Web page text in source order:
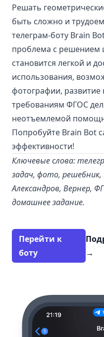
Решать
быть сложно и
телеграм-боту Brain
проблема с решением
становится легкой и
использования,
фотографии, развитие
требованиям ФГОС
неотъемлемой
Попробуйте Brain Bot
эффективности!
Ключевые слова:
задач, фото, решебник,
Александров, Вернер,
домашнее задание.
Перейти к
боту
→